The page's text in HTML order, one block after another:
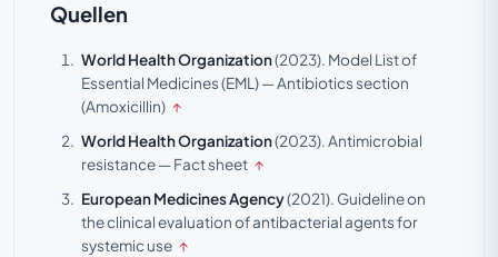
Quellen
World Health Organization(2023). Model List of
Essential Medicines (EML) — Antibiotics section
(Amoxicillin) ↑
World Health Organization(2023).Antimicrobial
resistance — Fact sheet ↑
European Medicines Agency(2021). Guideline on
the clinical evaluation of antibacterial agents for
systemic use ↑